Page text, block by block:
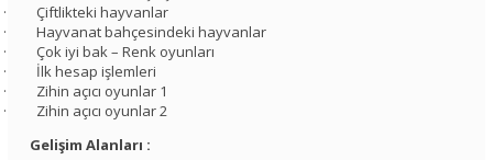
· Çiftlikteki hayvanlar
· Hayvanat bahçesindeki hayvanlar
· Çok iyi bak – Renk oyunları
· İlk hesap işlemleri
· Zihin açıcı oyunlar 1
· Zihin açıcı oyunlar 2
Gelişim Alanları :